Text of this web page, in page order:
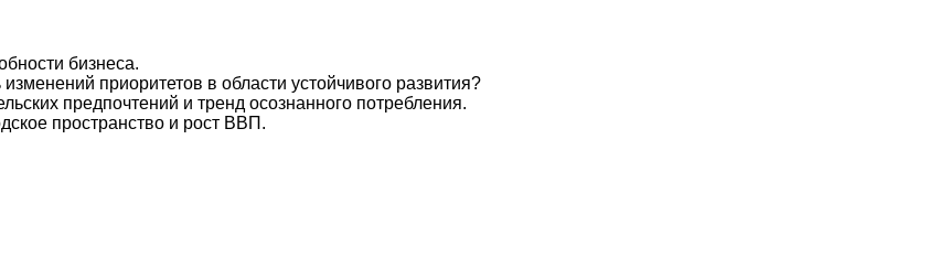
бизнеса.
приоритетов в области устойчивого развития?
предпочтений и тренд осознанного потребления.
пространство и рост ВВП.